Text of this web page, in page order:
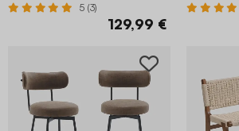
5 (3)
129,99 €